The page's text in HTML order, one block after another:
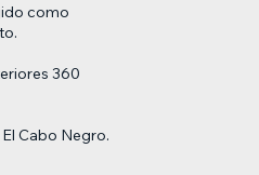
como
360
Cabo Negro.